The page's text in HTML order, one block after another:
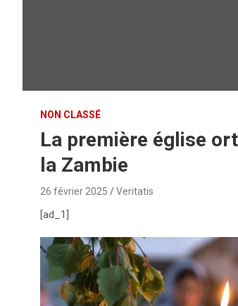
NON CLASSÉ
La première église
la Zambie
26 février 2025 Veritatis
[ad_1]